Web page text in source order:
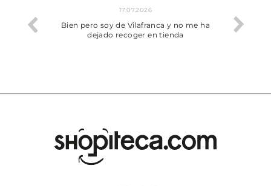
trobat
17.07.2026
Bien pero soy de Vilafranca y no me ha
dejado recoger en tienda